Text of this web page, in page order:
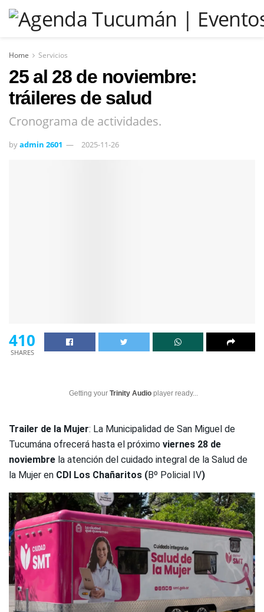
Home Servicios
25 al 28 de noviembre:
tráileres de salud
Cronograma de actividades.
byadmin 2601 2025-11-26
410
SHARES
Getting your Trinity Audio player ready...
Trailer de la Mujer: La Municipalidad de San Miguel de
Tucumána ofrecerá hasta el próximo viernes 28 de
noviembre la atención del cuidado integral de la Salud de
la Mujer en CDI Los Chañaritos (Bº Policial IV)